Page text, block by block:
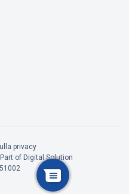
privacy
of Digital Solution